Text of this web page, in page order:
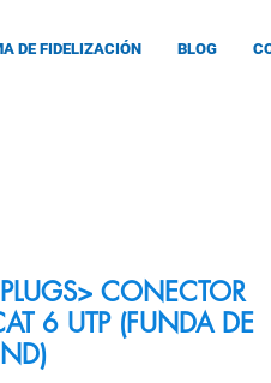
DE FIDELIZACIÓN BLOG
CONECTOR
6 UTP (FUNDA DE